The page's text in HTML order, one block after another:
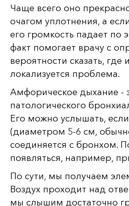
Чаще всего оно
очагом уплотнения, а
его громкость падает по
факт помогает врачу с
вероятности сказать, где
локализуется проблема.
Амфорическое дыхание -
патологического
Его можно услышать,
(диаметром 5-6 см,
соединяется с бронхом.
появляться, например,
По сути, мы получаем
Воздух проходит над
мы слышим достаточно